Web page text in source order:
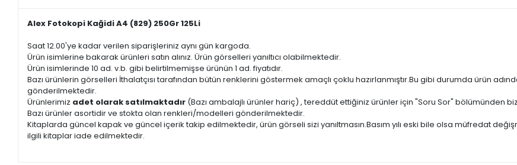
Alex Fotokopi Kağidi A4 (829) 250Gr 125Li
Saat 12.00'ye kadar verilen siparişleriniz aynı gün kargoda.
Ürün isimlerine bakarak ürünleri satın alınız. Ürün görselleri yanıltıcı olabilmektedir.
Ürün isimlerinde 10 ad. v.b. gibi belirtilmemişse ürünün 1 ad. fiyatıdır.
Bazı ürünlerin görselleri İthalatçısı tarafından bütün renklerini göstermek amaçlı çoklu hazırlanmıştır.Bu gibi durumda ürün
gönderilmektedir.
Ürünlerimiz adet olarak satılmaktadır (Bazı ambalajlı ürünler hariç) , tereddüt ettiğiniz ürünler için "Soru Sor" bölümünden
Bazı ürünler asortidir ve stokta olan renkleri/modelleri gönderilmektedir.
Kitaplarda güncel kapak ve güncel içerik takip edilmektedir, ürün görseli sizi yanıltmasın.Basım yılı eski bile olsa müfredat
ilgili kitaplar iade edilmektedir.